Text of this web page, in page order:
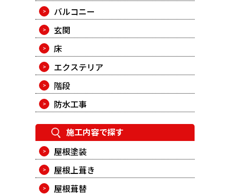
バルコニー
玄関
床
エクステリア
階段
防水工事
施工内容で探す
屋根塗装
屋根上葺き
屋根葺替